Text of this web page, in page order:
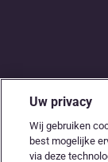
De
Uw privacy
Wij gebruiken
best mogelijke
via deze